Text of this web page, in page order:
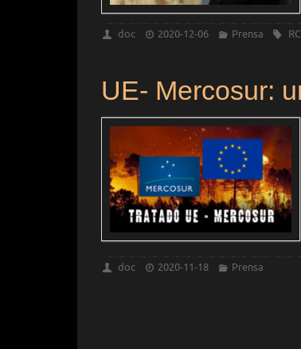
doc 2020-12-06 Prensa
UE- Mercosur:
doc 2020-11-18 Prensa